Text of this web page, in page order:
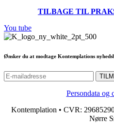
TILBAGE TIL
You tube
Ønsker du at modtage Kontemplations
Persondata og
Kontemplation • CVR:
Nørre